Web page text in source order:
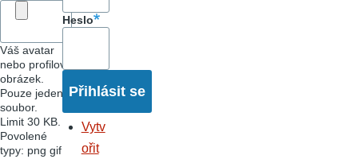
Váš avatar
nebo profilový
obrázek.
Pouze jeden
soubor.
Limit 30 KB.
Povolené
typy: png gif
Heslo
Vytv
ořit